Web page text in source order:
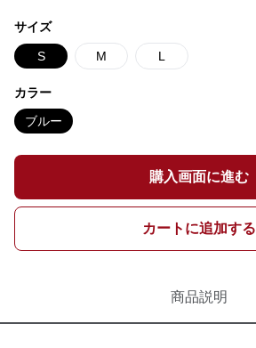
サイズ
S M L
カラー
ブルー
購入画面に進む
カートに追加する
商品説明